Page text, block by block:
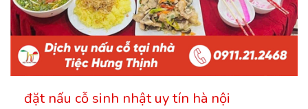
đặt nấu cỗ sinh nhật uy tín hà nội